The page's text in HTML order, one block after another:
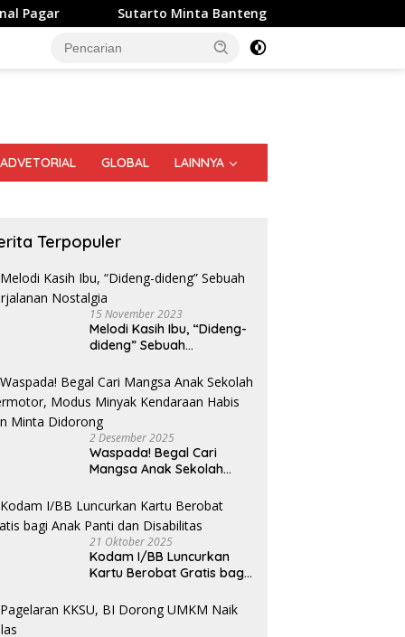
Sutarto Minta Banteng Sumut Merah FC Harumkan Nama
ADVETORIAL GLOBAL LAINNYA
Terpopuler
15 November 2023
Melodi Kasih Ibu, “Dideng-
dideng” Sebuah
2 Desember 2025
Waspada! Begal Cari
Mangsa Anak Sekolah
Kendaraan Habis dan
Minta Didorong
21 Oktober 2025
Kodam I/BB Luncurkan
Kartu Berobat Gratis bagi